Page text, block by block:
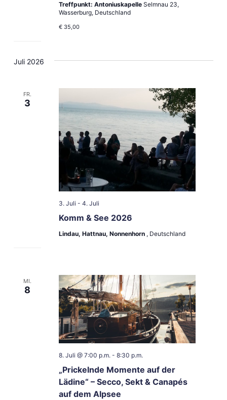
Treffpunkt: Antoniuskapelle Selmnau 23,
Wasserburg, Deutschland
€ 35,00
Juli 2026
FR.
3
Komm & See 2026
3. Juli - 4. Juli
Lindau, Hattnau, Nonnenhorn , Deutschland
MI.
8
„Prickelnde Momente auf der
Lädine“ – Secco, Sekt & Canapés
auf dem Alpsee
8. Juli @ 7:00 p.m.- 8:30 p.m.